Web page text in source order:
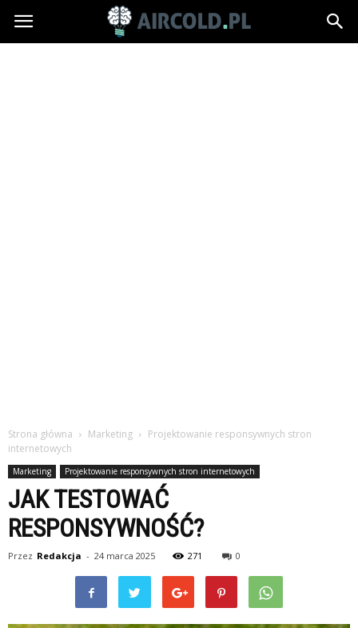
Aircold.pl
Strona główna Marketing
Projektowanie responsywnych stron
internetowych
Marketing Projektowanie responsywnych stron internetowych
JAK TESTOWAĆ
RESPONSYWNOŚĆ?
Przez Redakcja - 24 marca 2025 271 0